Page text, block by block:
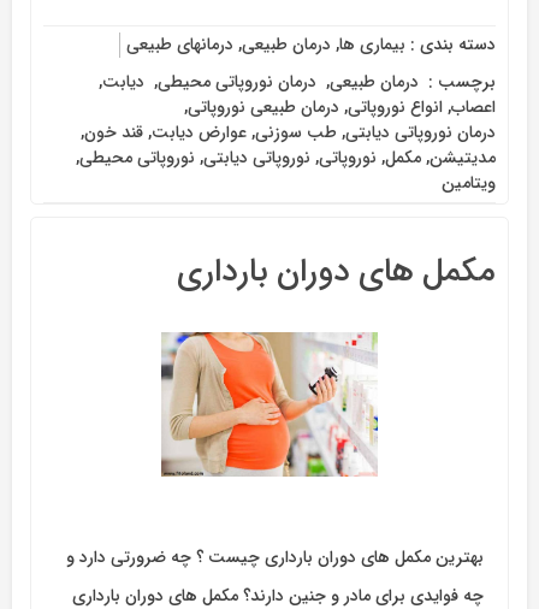
دسته بندی : بیماری ها, درمان طبیعی, درمانهای طبیعی
برچسب : ‌ درمان طبیعی, ‌ درمان نوروپاتی محیطی, ‌ دیابت,
اعصاب,انواع نوروپاتی, درمان طبیعی نوروپاتی,
درمان نوروپاتی دیابتی, طب سوزنی,عوارض دیابت,قند خون,
مدیتیشن,مکمل, نوروپاتی, نوروپاتی دیابتی, نوروپاتی محیطی,
ویتامین
مکمل های دوران بارداری
بهترین مکمل های دوران بارداری چیست ؟ چه ضرورتی دارد و
چه فوایدی برای مادر و جنین دارند؟ مکمل های دوران بارداری